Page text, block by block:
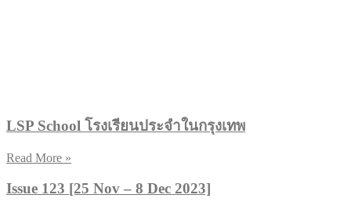
LSP School โรงเรียนประจำในกรุงเทพ
Read More »
Issue 123 [25 Nov – 8 Dec 2023]